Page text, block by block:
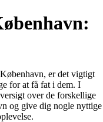
er det vigtigt
for at få fat i dem. I
over de forskellige
og give dig nogle nyttige